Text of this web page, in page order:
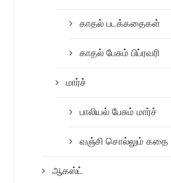
காதல் படக்கதைகள்
காதல் பேசும் பிப்ரவரி
மார்ச்
பாலியல் பேசும் மார்ச்
வஞ்சி சொல்லும் கதை
ஆகஸ்ட்